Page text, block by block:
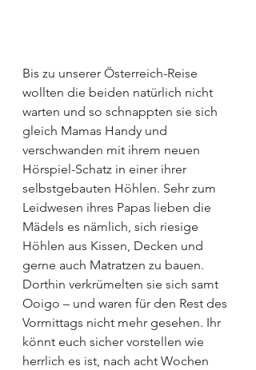
Bis zu unserer Österreich-Reise
wollten die beiden natürlich nicht
warten und so schnappten sie sich
gleich Mamas Handy und
verschwanden mit ihrem neuen
Hörspiel-Schatz in einer ihrer
selbstgebauten Höhlen. Sehr zum
Leidwesen ihres Papas lieben die
Mädels es nämlich, sich riesige
Höhlen aus Kissen, Decken und
gerne auch Matratzen zu bauen.
Dorthin verkrümelten sie sich samt
Ooigo – und waren für den Rest des
Vormittags nicht mehr gesehen. Ihr
könnt euch sicher vorstellen wie
herrlich es ist, nach acht Wochen